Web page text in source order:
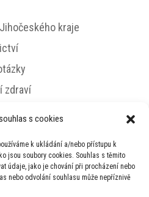
s cookies
k ukládání a/nebo přístupu k
jsou soubory cookies. Souhlas s těmito
údaje, jako je chování při procházení nebo
nebo odvolání souhlasu může nepříznivě
kraje
zdraví
– Osobní stránky Jiřího